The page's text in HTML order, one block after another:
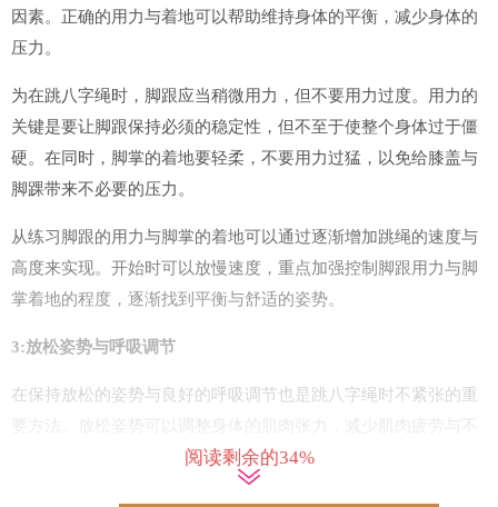
因素。正确的用力与着地可以帮助维持身体的平衡，减少身体的
压力。
为在跳八字绳时，脚跟应当稍微用力，但不要用力过度。用力的
关键是要让脚跟保持必须的稳定性，但不至于使整个身体过于僵
硬。在同时，脚掌的着地要轻柔，不要用力过猛，以免给膝盖与
脚踝带来不必要的压力。
从练习脚跟的用力与脚掌的着地可以通过逐渐增加跳绳的速度与
高度来实现。开始时可以放慢速度，重点加强控制脚跟用力与脚
掌着地的程度，逐渐找到平衡与舒适的姿势。
3:放松姿势与呼吸调节
在保持放松的姿势与良好的呼吸调节也是跳八字绳时不紧张的重
要方法。放松姿势可以调整身体的肌肉张力，减少肌肉疲劳与不
阅读剩余的34%